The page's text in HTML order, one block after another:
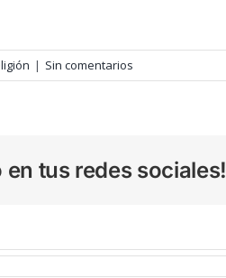
| Sin comentarios
tus redes sociales!